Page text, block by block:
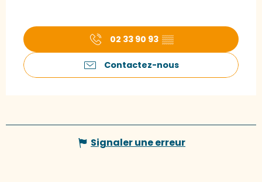
02 33 90 93 ▒▒
Contactez-nous
Signaler une erreur